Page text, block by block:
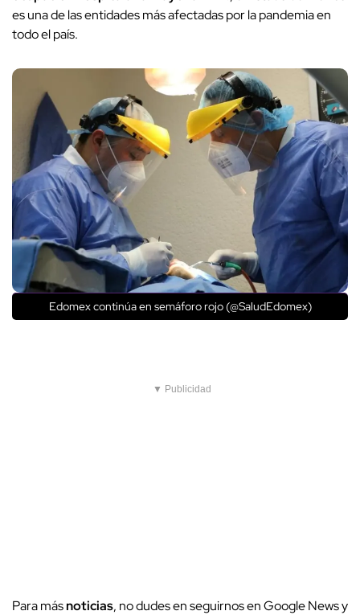
es una de las entidades más afectadas por la pandemia en
todo el país.
Edomex continúa en semáforo rojo (@SaludEdomex)
▼ Publicidad
Para másnoticias, no dudes en seguirnos en Google News y